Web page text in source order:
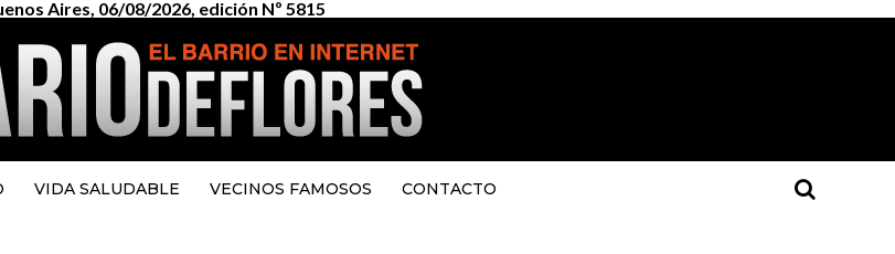
Aires, 06/08/2026, edición Nº 5815
VIDA SALUDABLE VECINOS FAMOSOS CONTACTO